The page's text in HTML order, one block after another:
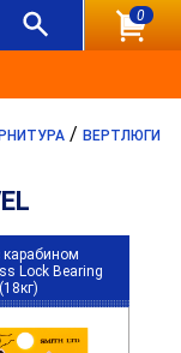
0
/ ВЕРТЛЮГИ
карабином
Lock Bearing